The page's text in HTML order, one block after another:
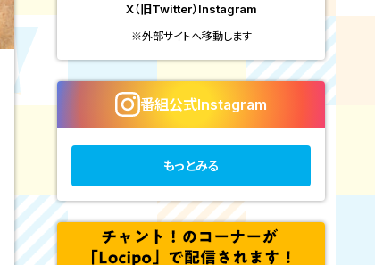
X（旧Twitter）Instagram
※外部サイトへ移動します
番組公式Instagram
もっとみる